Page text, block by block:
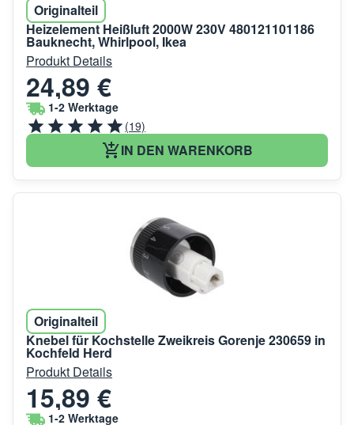
Originalteil
Heizelement Heißluft 2000W 230V 480121101186
Bauknecht, Whirlpool, Ikea
Produkt Details
24,89 €
1-2 Werktage
(19)
IN DEN WARENKORB
Originalteil
Knebel für Kochstelle Zweikreis Gorenje 230659 in
Kochfeld Herd
Produkt Details
15,89 €
1-2 Werktage